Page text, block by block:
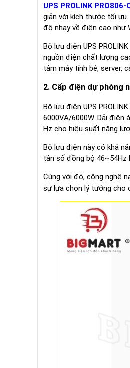
UPS PROLINK PRO806-
giản với kích thước tối
độ nhạy về điện cao như
Bộ lưu điện UPS
nguồn điện chất lượng
tâm máy tính bé, server,
2. Cấp điện dự phòng
Bộ lưu điện UPS
6000VA/6000W. Dải điện
Hz cho hiệu suất năng
Bộ lưu điện này có khả
tần số đồng bộ 46~54Hz
Cùng với đó, công nghệ
sự lựa chọn lý tưởng cho